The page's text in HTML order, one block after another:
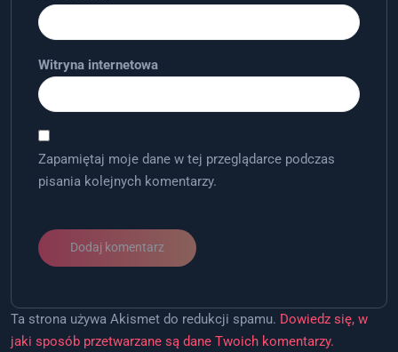
Witryna internetowa
Zapamiętaj moje dane w tej przeglądarce podczas
pisania kolejnych komentarzy.
Ta strona używa Akismet do redukcji spamu. Dowiedz się, w
jaki sposób przetwarzane są dane Twoich komentarzy.